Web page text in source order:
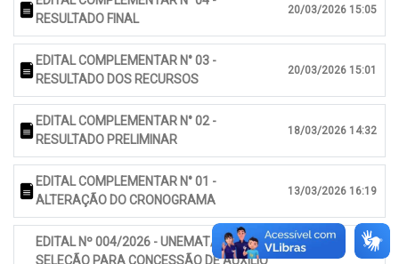
RESULTADO FINAL
20/03/2026 15:05
EDITAL COMPLEMENTAR N° 03 -
RESULTADO DOS RECURSOS
20/03/2026 15:01
EDITAL COMPLEMENTAR N° 02 -
RESULTADO PRELIMINAR
18/03/2026 14:32
EDITAL COMPLEMENTAR N° 01 -
ALTERAÇÃO DO CRONOGRAMA
13/03/2026 16:19
EDITAL Nº 004/2026 - UNEMAT/PRAE
SELEÇÃO PARA CONCESSÃO DE AUXÍLIO